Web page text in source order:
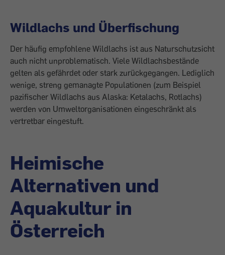
Wildlachs und Überfischung
Der häufig empfohlene Wildlachs ist aus Naturschutzsicht
auch nicht unproblematisch. Viele Wildlachsbestände
gelten als gefährdet oder stark zurückgegangen. Lediglich
wenige, streng gemanagte Populationen (zum Beispiel
pazifischer Wildlachs aus Alaska: Ketalachs, Rotlachs)
werden von Umweltorganisationen eingeschränkt als
vertretbar eingestuft.
Heimische
Alternativen und
Aquakultur in
Österreich